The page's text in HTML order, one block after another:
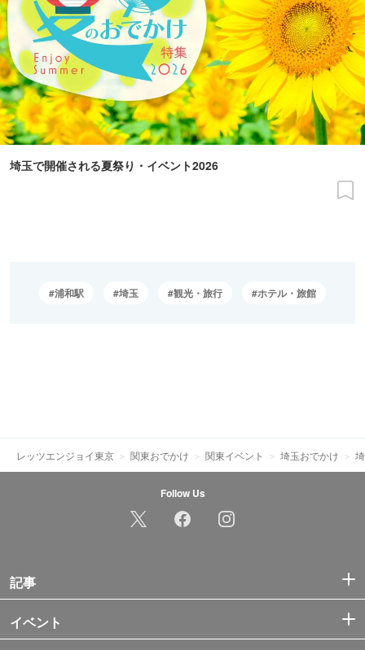
埼玉で開催される夏祭り・イベント2026
浦和駅 埼玉 観光・旅行 ホテル・旅館
レッツエンジョイ東京 関東おでかけ 関東イベント 埼玉おでかけ
Follow Us
記事
イベント